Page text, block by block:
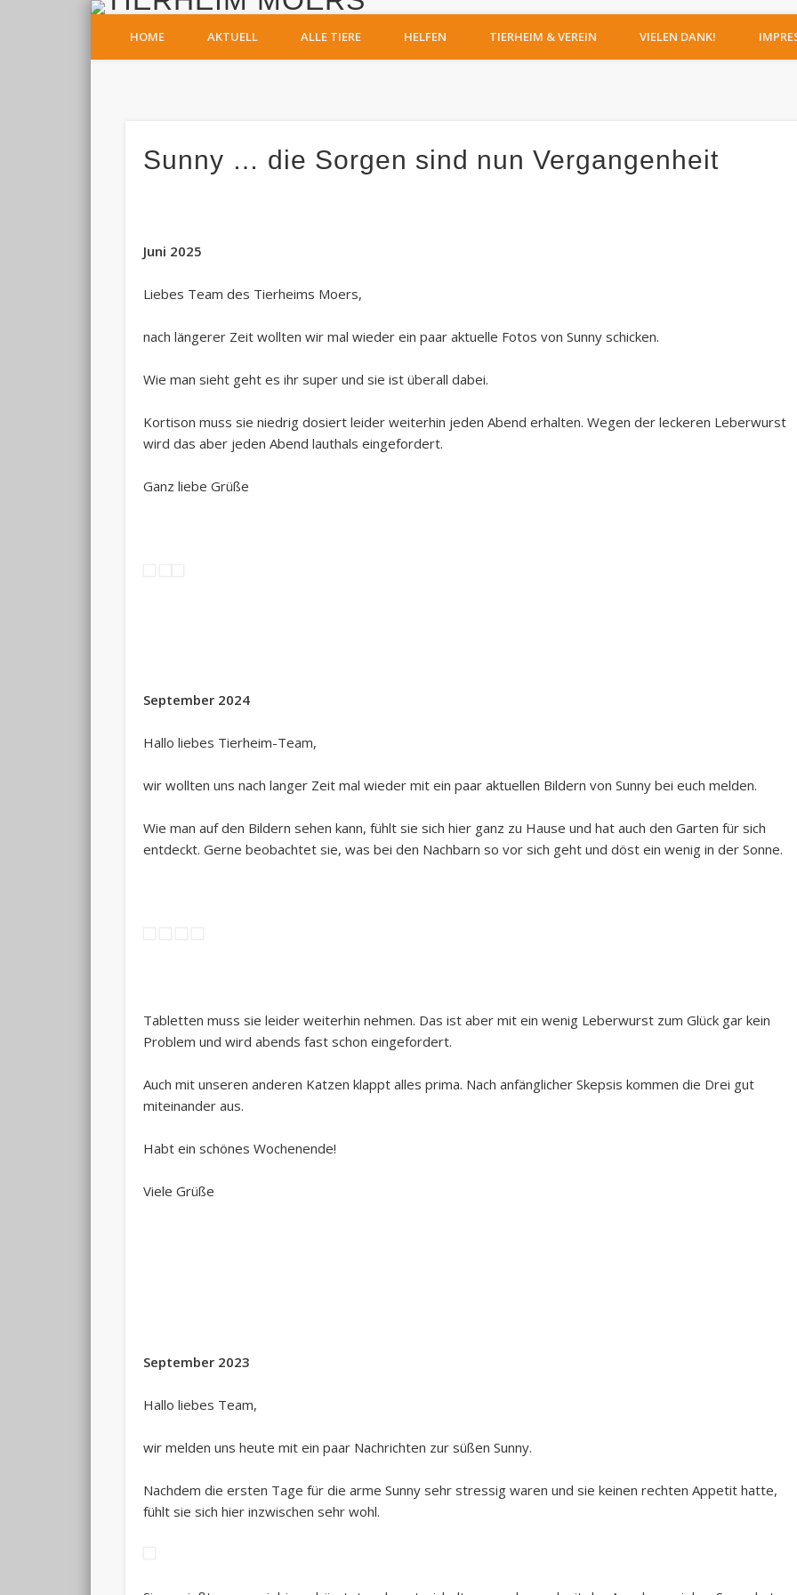
HOME AKTUELL ALLE TIERE HELFEN TIERHEIM & VEREIN VIELEN DANK!
Sunny … die Sorgen sind nun Vergangenheit
Juni 2025
Liebes Team des Tierheims Moers,
nach längerer Zeit wollten wir mal wieder ein paar aktuelle Fotos von Sunny schicken.
Wie man sieht geht es ihr super und sie ist überall dabei.
Kortison muss sie niedrig dosiert leider weiterhin jeden Abend erhalten. Wegen der leckeren Leberwurst
wird das aber jeden Abend lauthals eingefordert.
Ganz liebe Grüße
September 2024
Hallo liebes Tierheim-Team,
wir wollten uns nach langer Zeit mal wieder mit ein paar aktuellen Bildern von Sunny bei euch melden.
Wie man auf den Bildern sehen kann, fühlt sie sich hier ganz zu Hause und hat auch den Garten für sich
entdeckt. Gerne beobachtet sie, was bei den Nachbarn so vor sich geht und döst ein wenig in der Sonne.
Tabletten muss sie leider weiterhin nehmen. Das ist aber mit ein wenig Leberwurst zum Glück gar kein
Problem und wird abends fast schon eingefordert.
Auch mit unseren anderen Katzen klappt alles prima. Nach anfänglicher Skepsis kommen die Drei gut
miteinander aus.
Habt ein schönes Wochenende!
Viele Grüße
September 2023
Hallo liebes Team,
wir melden uns heute mit ein paar Nachrichten zur süßen Sunny.
Nachdem die ersten Tage für die arme Sunny sehr stressig waren und sie keinen rechten Appetit hatte,
fühlt sie sich hier inzwischen sehr wohl.